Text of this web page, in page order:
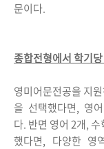
문이다.
종합전형에서 학기
영미어문전공을 지
을 선택했다면, 영
다. 반면 영어 2개,
했다면, 다양한 영